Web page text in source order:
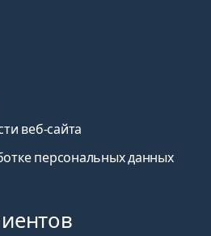
веб-сайта
персональных данных